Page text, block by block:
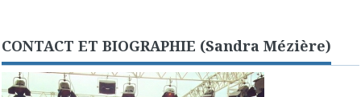
CONTACT ET BIOGRAPHIE (Sandra Mézière)